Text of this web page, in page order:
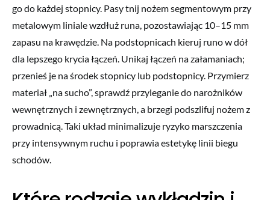
go do każdej stopnicy. Pasy tnij nożem segmentowym przy
metalowym liniale wzdłuż runa, pozostawiając 10–15 mm
zapasu na krawędzie. Na podstopnicach kieruj runo w dół
dla lepszego krycia łączeń. Unikaj łączeń na załamaniach;
przenieś je na środek stopnicy lub podstopnicy. Przymierz
materiał „na sucho”, sprawdź przyleganie do narożników
wewnętrznych i zewnętrznych, a brzegi podszlifuj nożem z
prowadnicą. Taki układ minimalizuje ryzyko marszczenia
przy intensywnym ruchu i poprawia estetykę linii biegu
schodów.